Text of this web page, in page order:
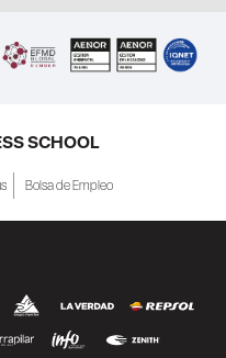
SCHOOL
Bolsa de Empleo